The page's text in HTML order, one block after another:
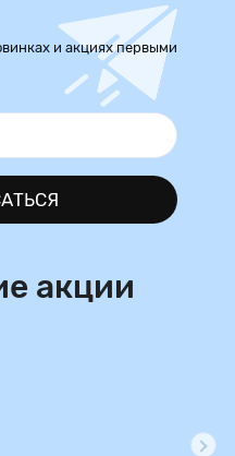
и акциях первыми
акции